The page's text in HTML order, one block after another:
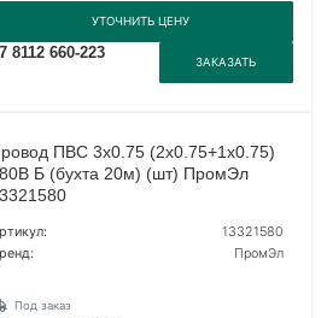
УТОЧНИТЬ ЦЕНУ
8112 660-223
ЗАКАЗАТЬ
ПВС 3х0.75 (2х0.75+1х0.75)
Б (бухта 20м) (шт) ПромЭл
13321580
ПромЭл
Под заказ